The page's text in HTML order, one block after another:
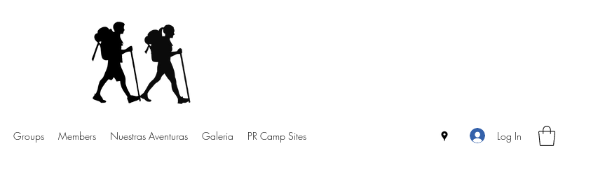
Groups Members Nuestras Aventuras Galeria PR Camp Sites Log In